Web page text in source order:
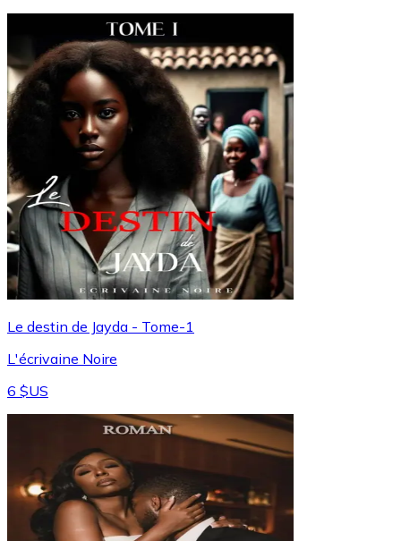
Le destin de Jayda - Tome-1
L'écrivaine Noire
6 $US